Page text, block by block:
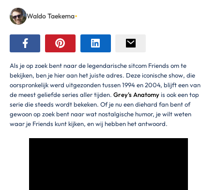
Waldo Taekema•
Als je op zoek bent naar de legendarische sitcom Friends om te
bekijken, ben je hier aan het juiste adres. Deze iconische show, die
oorspronkelijk werd uitgezonden tussen 1994 en 2004, blijft een van
de meest geliefde series aller tijden. Grey's Anatomyis ook een top
serie die steeds wordt bekeken. Of je nu een diehard fan bent of
gewoon op zoek bent naar wat nostalgische humor, je wilt weten
waar je Friends kunt kijken, en wij hebben het antwoord.